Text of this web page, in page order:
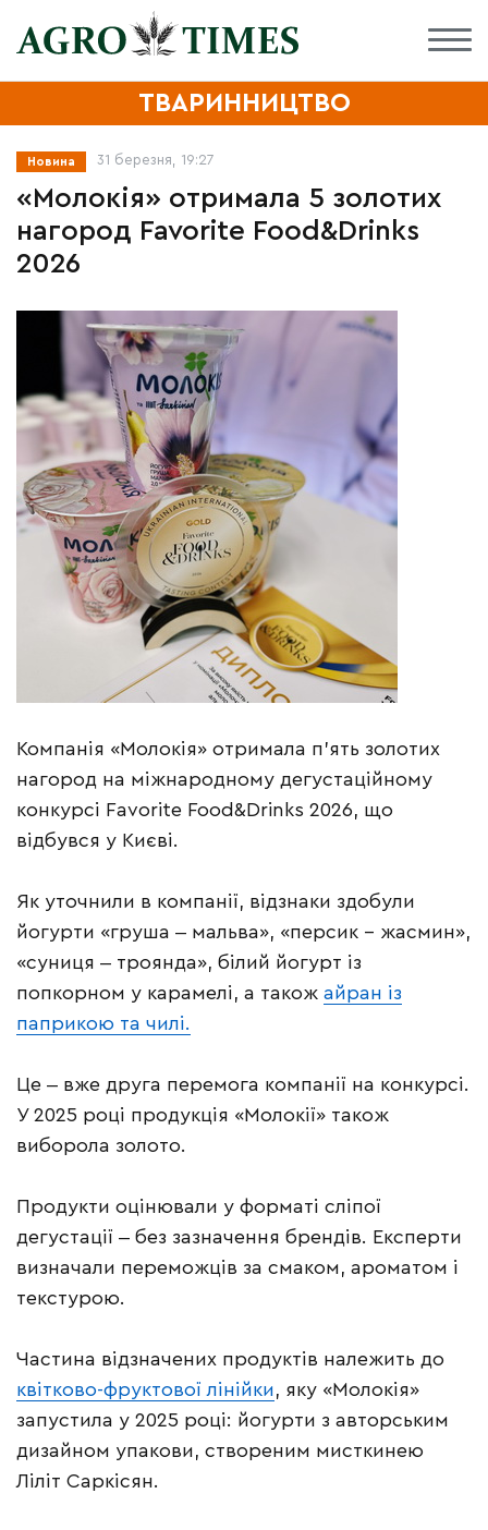
ТВАРИННИЦТВО
Новина 31 березня, 19:27
«Молокія» отримала 5 золотих
нагород Favorite Food&Drinks
2026
Компанія «Молокія» отримала п’ять золотих
нагород на міжнародному дегустаційному
конкурсі Favorite Food&Drinks 2026, що
відбувся у Києві.
Як уточнили в компанії, відзнаки здобули
йогурти «груша ‒ мальва», «персик – жасмин»,
«суниця ‒ троянда», білий йогурт із
попкорном у карамелі, а також айран із
паприкою та чилі.
Це ‒ вже друга перемога компанії на конкурсі.
У 2025 році продукція «Молокії» також
виборола золото.
Продукти оцінювали у форматі сліпої
дегустації ‒ без зазначення брендів. Експерти
визначали переможців за смаком, ароматом і
текстурою.
Частина відзначених продуктів належить до
квітково-фруктової лінійки, яку «Молокія»
запустила у 2025 році: йогурти з авторським
дизайном упакови, створеним мисткинею
Ліліт Саркісян.